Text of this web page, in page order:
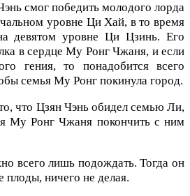
смог победить молодого лорда
уровне Ци Хай, в то время
девятом уровне Ци Цзинь. Его
в сердце Му Ронг Чжаня, и если
гения, то понадобится всего
семья Му Ронг покинула город.
что Цзян Чэнь обидел семью Ли,
Му Ронг Чжаня покончить с ним
всего лишь подождать. Тогда он
плоды, ничего не делая.